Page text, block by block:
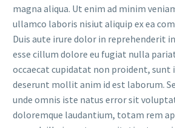
magna aliqua. Ut enim ad minim
ullamco laboris nisiut aliquip ex ea
Duis aute irure dolor in reprehenderit
esse cillum dolore eu fugiat nulla
occaecat cupidatat non proident, sunt
deserunt mollit anim id est laborum.
unde omnis iste natus error sit
doloremque laudantium, totam rem